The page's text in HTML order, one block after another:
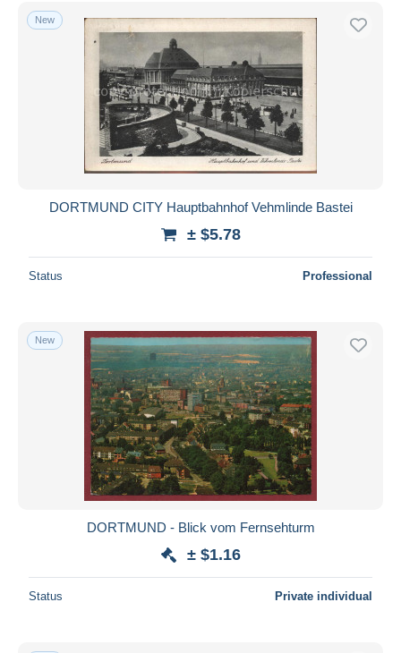
Free shipping
Payment methods
PayPal
Bank transfer
Visa
MasterCard
Bancontact
Seller's residence
Submit
New
DORTMUND CITY Hauptbahnhof Vehmlinde Bastei
± $5.78
Status Professional
New
DORTMUND - Blick vom Fernsehturm
± $1.16
Status Private individual